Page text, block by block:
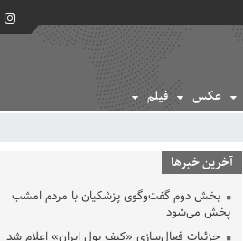
عکس فیلم
آخرین خبرها
بخش دوم گفت‌وگوی پزشکیان با مردم امشب
پخش می‌شود